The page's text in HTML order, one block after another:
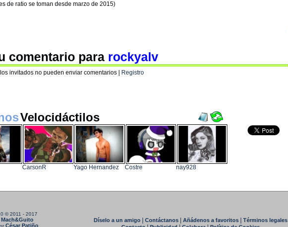
de ratio se toman desde marzo de 2015)
comentario para rockyalv
invitados no pueden enviar comentarios | Registro
Velocidáctilos
CarsonR Yago Hernandez Costre nay928
© 2011 - 2017
Mach&Guito
César Patiño
Díselo a un amigo| Contáctanos| Añádenos a favoritos|
Términos legales